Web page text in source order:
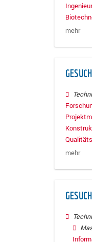
mehr
mehr